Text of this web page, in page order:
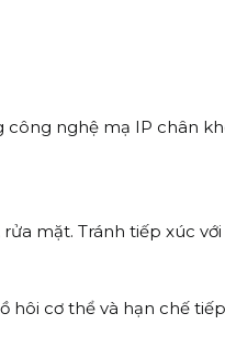
công nghệ mạ IP chân
mặt. Tránh tiếp xúc
cơ thể và hạn chế